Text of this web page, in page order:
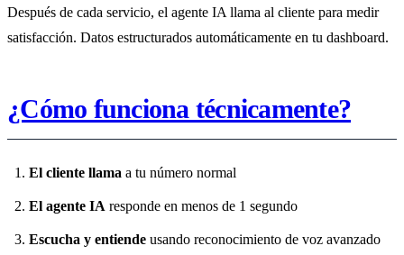
Después de cada servicio, el agente IA llama al cliente para medir
satisfacción. Datos estructurados automáticamente en tu dashboard.
¿Cómo funciona técnicamente?
El cliente llama a tu número normal
El agente IA responde en menos de 1 segundo
Escucha y entiende usando reconocimiento de voz avanzado